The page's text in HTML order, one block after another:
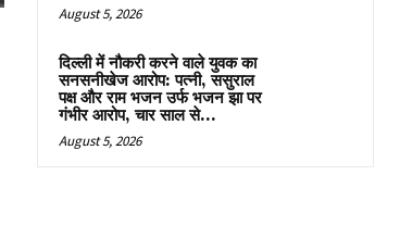
August 5, 2026
दिल्ली में नौकरी करने वाले युवक का
सनसनीखेज आरोप: पत्नी, ससुराल
पक्ष और राम भजन उर्फ भजन झा पर
गंभीर आरोप, चार साल से...
August 5, 2026